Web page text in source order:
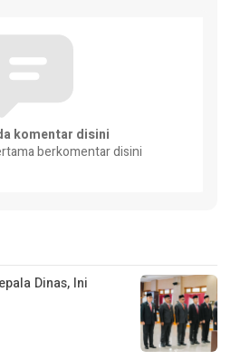
komentar disini
berkomentar disini
Dinas, Ini